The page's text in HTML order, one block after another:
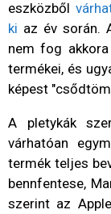
eszközből
ki az év során.
nem fog
termékei, és
képest
A pletykák
várhatóan
termék teljes
bennfentese,
szerint az